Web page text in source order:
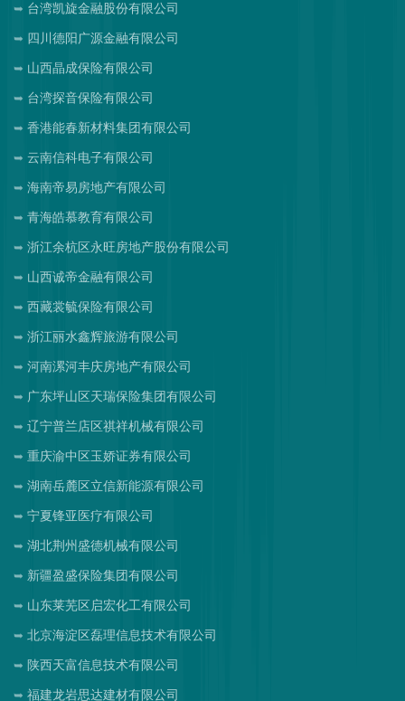
台湾凯旋金融股份有限公司
四川德阳广源金融有限公司
山西晶成保险有限公司
台湾探音保险有限公司
香港能春新材料集团有限公司
云南信科电子有限公司
海南帝易房地产有限公司
青海皓慕教育有限公司
浙江余杭区永旺房地产股份有限公司
山西诚帝金融有限公司
西藏裳毓保险有限公司
浙江丽水鑫辉旅游有限公司
河南漯河丰庆房地产有限公司
广东坪山区天瑞保险集团有限公司
辽宁普兰店区祺祥机械有限公司
重庆渝中区玉娇证券有限公司
湖南岳麓区立信新能源有限公司
宁夏锋亚医疗有限公司
湖北荆州盛德机械有限公司
新疆盈盛保险集团有限公司
山东莱芜区启宏化工有限公司
北京海淀区磊理信息技术有限公司
陕西天富信息技术有限公司
福建龙岩思达建材有限公司